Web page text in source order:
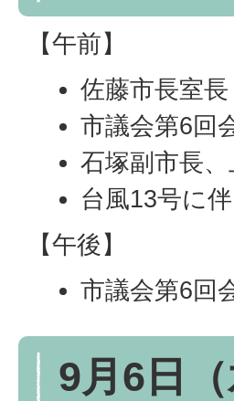
【午前】
佐藤市長室長
市議会第6回
石塚副市長
台風13号に
【午後】
市議会第6回
9月6日（